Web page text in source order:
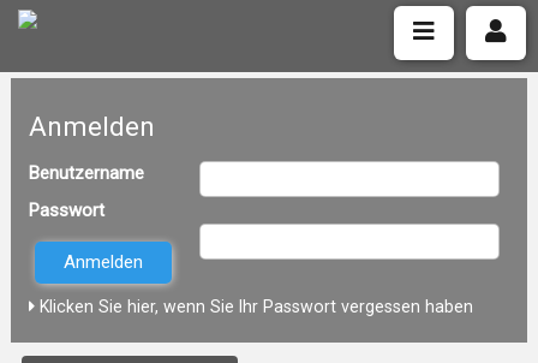
Anmelden
Benutzername
Passwort
Klicken Sie hier, wenn Sie Ihr Passwort vergessen haben